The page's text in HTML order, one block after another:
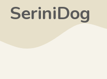
SkipSeriniDog